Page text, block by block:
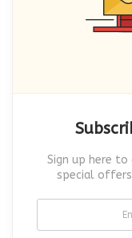
Sign up here
special